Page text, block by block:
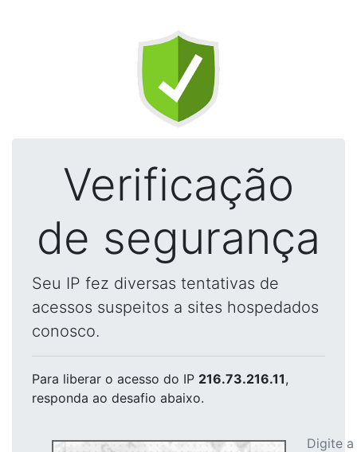
Verificação
de segurança
Seu IP fez diversas tentativas de
acessos suspeitos a sites hospedados
conosco.
Para liberar o acesso do IP 216.73.216.11,
responda ao desafio abaixo.
Digite